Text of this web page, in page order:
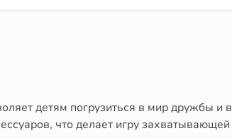
детям погрузиться в мир дружбы и
что делает игру захватывающей